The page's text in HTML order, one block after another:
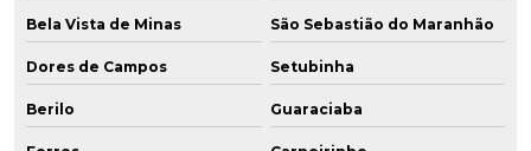
Bela Vista de Minas São Sebastião do Maranhão
Dores de Campos Setubinha
Berilo Guaraciaba